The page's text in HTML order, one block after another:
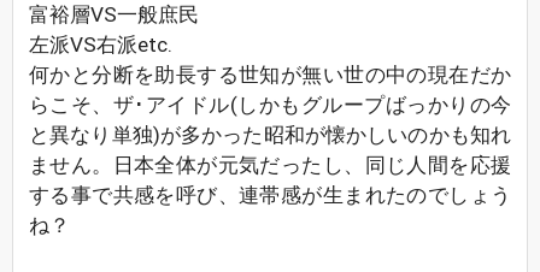
富裕層VS一般庶民
左派VS右派etc.
何かと分断を助長する世知が無い世の中の現在だか
らこそ、ザ･アイドル(しかもグループばっかりの今
と異なり単独)が多かった昭和が懐かしいのかも知れ
ません。日本全体が元気だったし、同じ人間を応援
する事で共感を呼び、連帯感が生まれたのでしょう
ね？